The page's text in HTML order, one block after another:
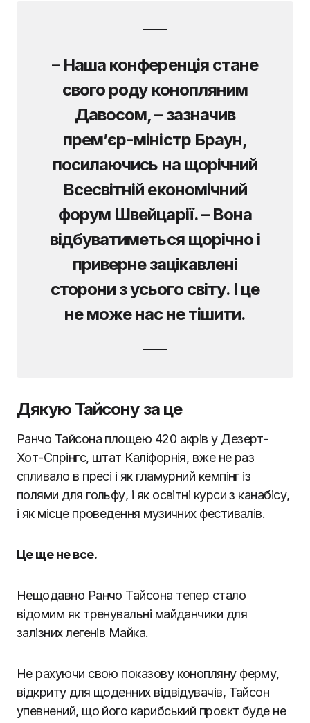
– Наша конференція стане
свого роду конопляним
Давосом, – зазначив
прем’єр-міністр Браун,
посилаючись на щорічний
Всесвітній економічний
форум Швейцарії. – Вона
відбуватиметься щорічно і
приверне зацікавлені
сторони з усього світу. І це
не може нас не тішити.
Дякую Тайсону за це
Ранчо Тайсона площею 420 акрів у Дезерт-
Хот-Спрінгс, штат Каліфорнія, вже не раз
спливало в пресі і як гламурний кемпінг із
полями для гольфу, і як освітні курси з канабісу,
і як місце проведення музичних фестивалів.
Це ще не все.
Нещодавно Ранчо Тайсона тепер стало
відомим як тренувальні майданчики для
залізних легенів Майка.
Не рахуючи свою показову конопляну ферму,
відкриту для щоденних відвідувачів, Тайсон
упевнений, що його карибський проєкт буде не